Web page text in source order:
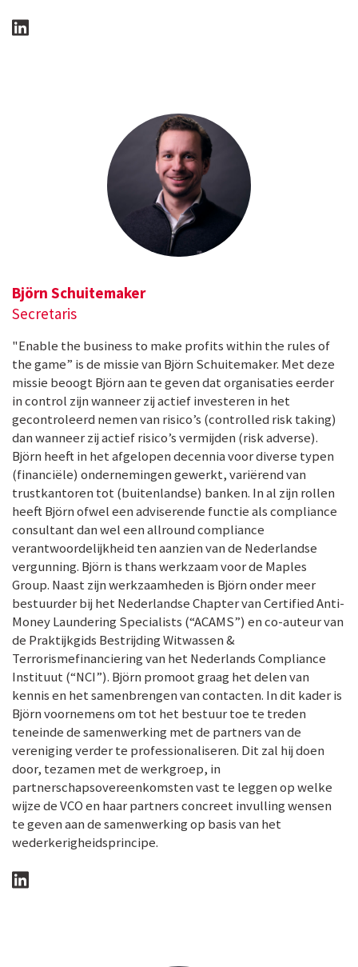
Björn Schuitemaker
Secretaris
"Enable the business to make profits within the rules of
the game” is de missie van Björn Schuitemaker. Met deze
missie beoogt Björn aan te geven dat organisaties eerder
in control zijn wanneer zij actief investeren in het
gecontroleerd nemen van risico’s (controlled risk taking)
dan wanneer zij actief risico’s vermijden (risk adverse).
Björn heeft in het afgelopen decennia voor diverse typen
(financiële) ondernemingen gewerkt, variërend van
trustkantoren tot (buitenlandse) banken. In al zijn rollen
heeft Björn ofwel een adviserende functie als compliance
consultant dan wel een allround compliance
verantwoordelijkheid ten aanzien van de Nederlandse
vergunning. Björn is thans werkzaam voor de Maples
Group. Naast zijn werkzaamheden is Björn onder meer
bestuurder bij het Nederlandse Chapter van Certified Anti-
Money Laundering Specialists (“ACAMS”) en co-auteur van
de Praktijkgids Bestrijding Witwassen &
Terrorismefinanciering van het Nederlands Compliance
Instituut (“NCI”). Björn promoot graag het delen van
kennis en het samenbrengen van contacten. In dit kader is
Björn voornemens om tot het bestuur toe te treden
teneinde de samenwerking met de partners van de
vereniging verder te professionaliseren. Dit zal hij doen
door, tezamen met de werkgroep, in
partnerschapsovereenkomsten vast te leggen op welke
wijze de VCO en haar partners concreet invulling wensen
te geven aan de samenwerking op basis van het
wederkerigheidsprincipe.